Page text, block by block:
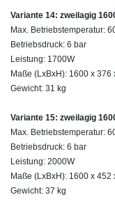
Variante 14: zweilagig
Max. Betriebstemperatur:
Betriebsdruck: 6 bar
Leistung: 1700W
Maße (LxBxH): 1600 x 376
Gewicht: 31 kg
Variante 15: zweilagig
Max. Betriebstemperatur:
Betriebsdruck: 6 bar
Leistung: 2000W
Maße (LxBxH): 1600 x 452
Gewicht: 37 kg